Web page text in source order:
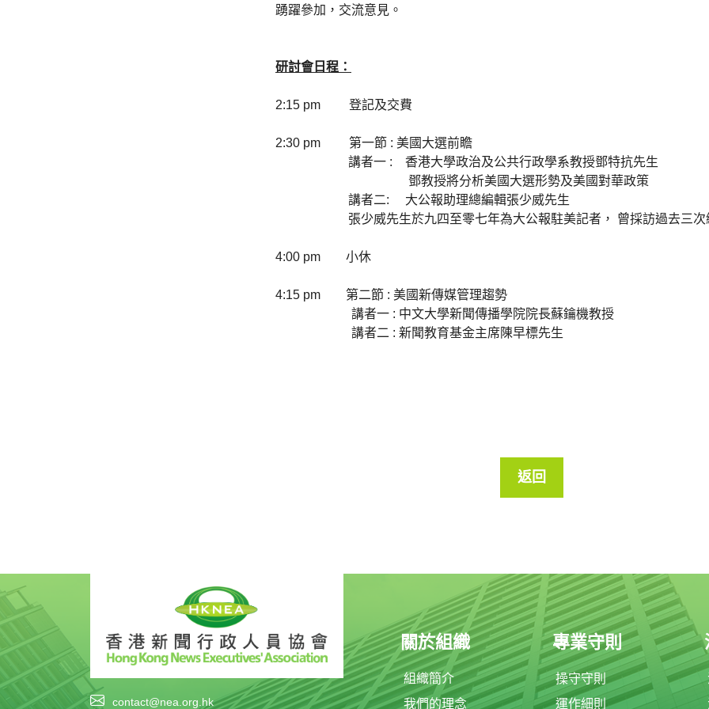
踴躍參加，交流意見。
研討會日程：
2:15 pm 登記及交費
2:30 pm 第一節 : 美國大選前瞻
講者一 : 香港大學政治及公共行政學系教授鄧特抗先生
鄧教授將分析美國大選形勢及美國對華政策
講者二: 大公報助理總編輯張少威先生
張少威先生於九四至零七年為大公報駐美記者， 曾採訪過去三次
4:00 pm 小休
4:15 pm 第二節 : 美國新傳媒管理趨勢
講者一 : 中文大學新聞傳播學院院長蘇鑰機教授
講者二 : 新聞教育基金主席陳早標先生
返回
contact@nea.org.hk
關於組織
組織簡介
我們的理念
專業守則
操守守則
運作細則